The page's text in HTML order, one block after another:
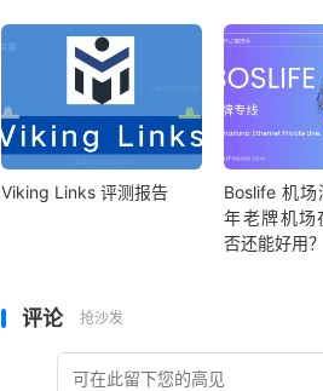
Viking Links 评测报告
Boslife 机
年老牌机场
否还能好用？
评论 抢沙发